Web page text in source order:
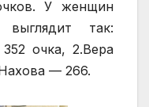
У женщин
так:
очка, 2.Вера
— 266.